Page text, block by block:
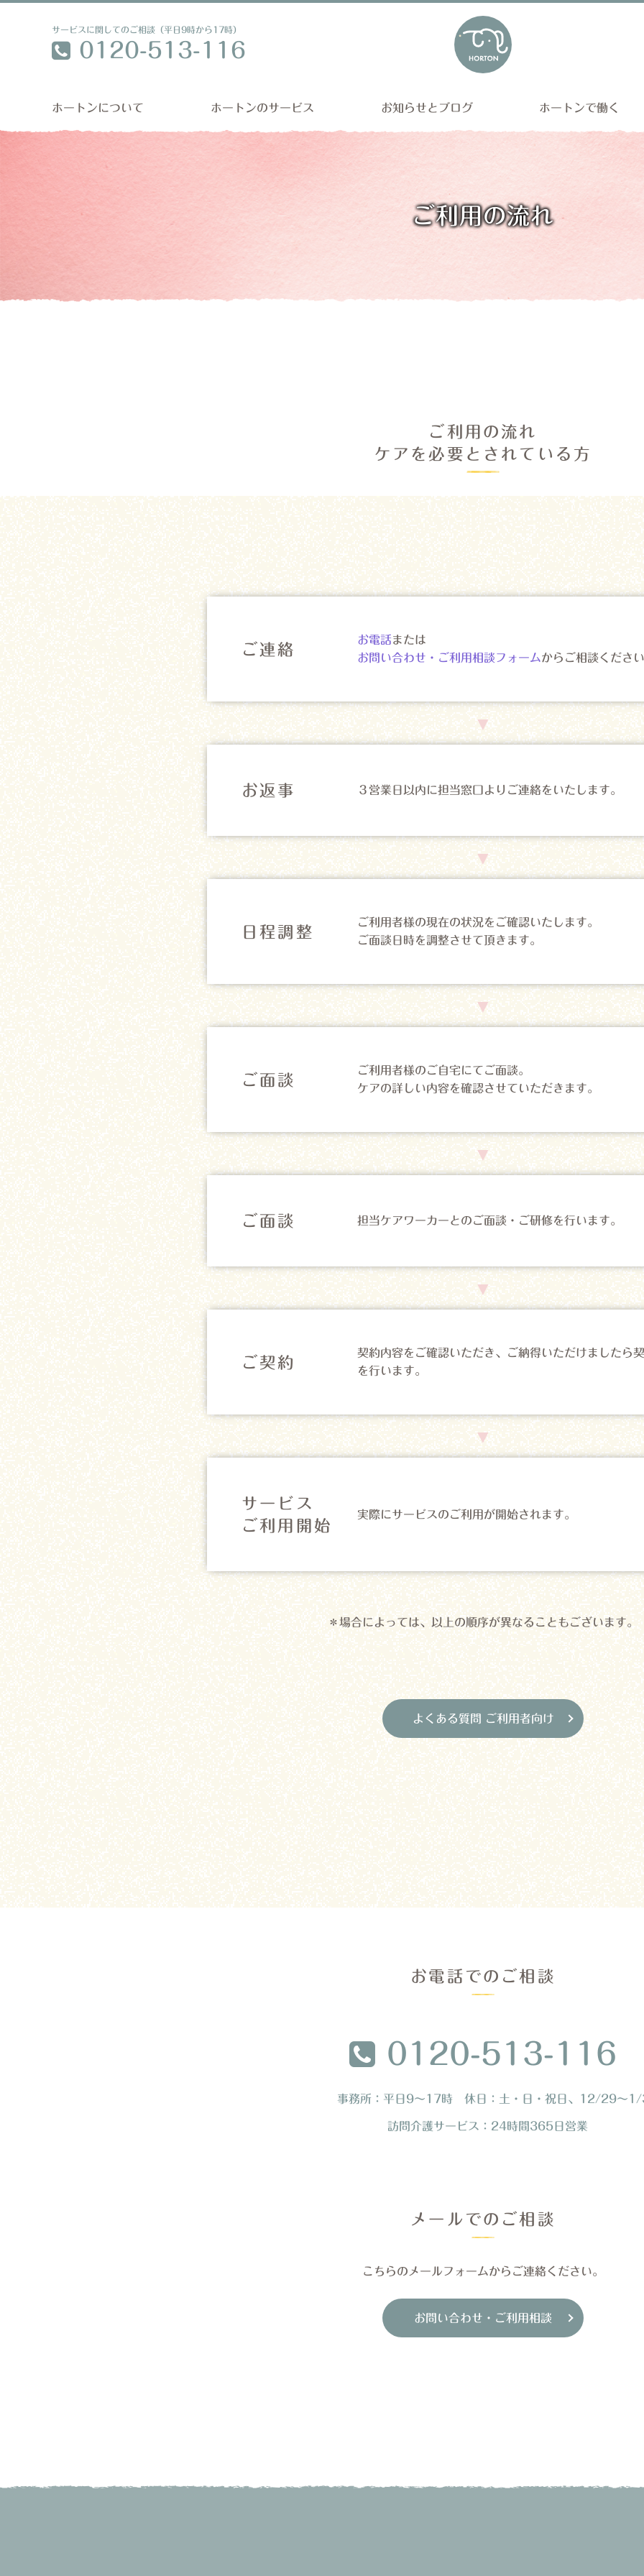
サービスに関してのご相談（平日9時から17時）
0120-513-116
ホートンについて ホートンのサービス お知らせとブログ ホートンで働く
ご利用の流れ
ご利用の流れ
ケアを必要とされている方
ご連絡
お電話または
お問い合わせ・ご利用相談フォームからご相談くださ
お返事 ３営業日以内に担当窓口よりご連絡をいたします。
日程調整
ご利用者様の現在の状況をご確認いたします。
ご面談日時を調整させて頂きます。
ご面談
ご利用者様のご自宅にてご面談。
ケアの詳しい内容を確認させていただきます。
ご面談 担当ケアワーカーとのご面談・ご研修を行います。
ご契約
契約内容をご確認いただき、ご納得いただけましたら
を行います。
サービス
ご利用開始
実際にサービスのご利用が開始されます。
＊場合によっては、以上の順序が異なることもございます。
よくある質問 ご利用者向け
お電話でのご相談
0120-513-116
事務所：平日9～17時 休日：土・日・祝日、12/29～
訪問介護サービス：24時間365日営業
メールでのご相談
こちらのメールフォームからご連絡ください。
お問い合わせ・ご利用相談